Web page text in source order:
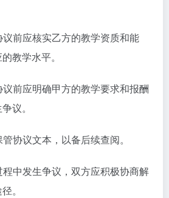
前应核实乙方的教学资质和能
教学水平。
前应明确甲方的教学要求和报酬
议。
议文本，以备后续查阅。
中发生争议，双方应积极协商解
。